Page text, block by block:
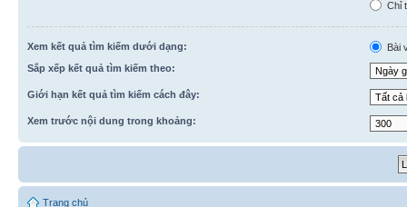
Chỉ
Xem kết quả tìm kiếm dưới dạng:
Bài
Sắp xếp kết quả tìm kiếm theo:
Giới hạn kết quả tìm kiếm cách đây:
Xem trước nội dung trong khoảng:
Trang chủ